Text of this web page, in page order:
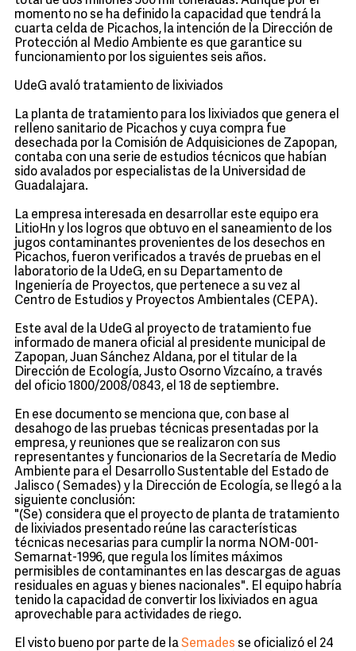
momento no se ha definido la capacidad que tendrá la
cuarta celda de Picachos, la intención de la Dirección de
Protección al Medio Ambiente es que garantice su
funcionamiento por los siguientes seis años.
UdeG avaló tratamiento de lixiviados
La planta de tratamiento para los lixiviados que genera el
relleno sanitario de Picachos y cuya compra fue
desechada por la Comisión de Adquisiciones de Zapopan,
contaba con una serie de estudios técnicos que habían
sido avalados por especialistas de la Universidad de
Guadalajara.
La empresa interesada en desarrollar este equipo era
LitioHn y los logros que obtuvo en el saneamiento de los
jugos contaminantes provenientes de los desechos en
Picachos, fueron verificados a través de pruebas en el
laboratorio de la UdeG, en su Departamento de
Ingeniería de Proyectos, que pertenece a su vez al
Centro de Estudios y Proyectos Ambientales (CEPA).
Este aval de la UdeG al proyecto de tratamiento fue
informado de manera oficial al presidente municipal de
Zapopan, Juan Sánchez Aldana, por el titular de la
Dirección de Ecología, Justo Osorno Vizcaíno, a través
del oficio 1800/2008/0843, el 18 de septiembre.
En ese documento se menciona que, con base al
desahogo de las pruebas técnicas presentadas por la
empresa, y reuniones que se realizaron con sus
representantes y funcionarios de la Secretaría de Medio
Ambiente para el Desarrollo Sustentable del Estado de
Jalisco ( Semades) y la Dirección de Ecología, se llegó a la
siguiente conclusión:
"(Se) considera que el proyecto de planta de tratamiento
de lixiviados presentado reúne las características
técnicas necesarias para cumplir la norma NOM-001-
Semarnat-1996, que regula los límites máximos
permisibles de contaminantes en las descargas de aguas
residuales en aguas y bienes nacionales". El equipo habría
tenido la capacidad de convertir los lixiviados en agua
aprovechable para actividades de riego.
El visto bueno por parte de laSemades se oficializó el 24